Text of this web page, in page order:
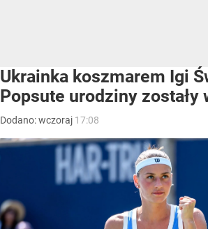
Ukrainka koszmarem Igi
Popsute urodziny zostały
Dodano:wczoraj 17:08